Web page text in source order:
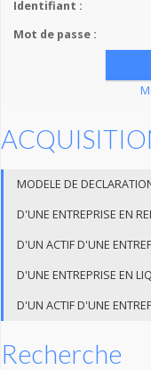
Identifiant :
Mot de passe :
MODELE DE
D'UNE ENTREPRISE EN
D'UN ACTIF D'UNE
D'UNE ENTREPRISE EN
D'UN ACTIF D'UNE
Recherche